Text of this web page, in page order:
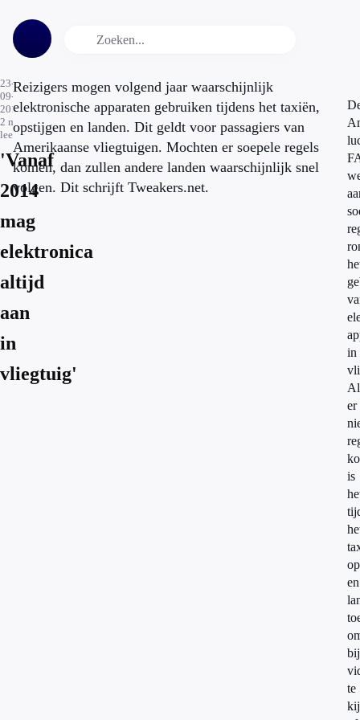
23-
09-
2013
2 min.
leestijd
'Vanaf
2014
mag
elektronica
altijd
aan
in
vliegtuig'
Reizigers mogen volgend jaar waarschijnlijk
elektronische apparaten gebruiken tijdens het taxiën,
opstijgen en landen. Dit geldt voor passagiers van
Amerikaanse vliegtuigen. Mochten er soepele regels
komen, dan zullen andere landen waarschijnlijk snel
volgen. Dit schrijft Tweakers.net.
in
er
is
en
te